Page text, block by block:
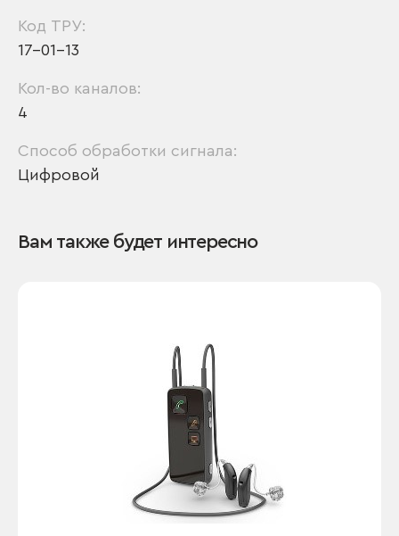
Код ТРУ:
17-01-13
Кол-во каналов:
4
Способ обработки сигнала:
Цифровой
Вам также будет интересно